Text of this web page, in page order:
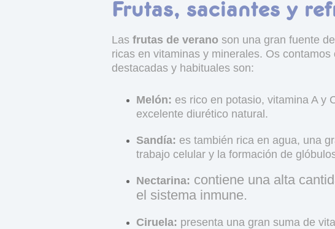
Frutas, saciantes y
Las frutas de verano son una gran fuente
ricas en vitaminas y minerales. Os
destacadas y habituales son:
Melón: es rico en potasio, vitamina A y
excelente diurético natural.
Sandía: es también rica en agua, una
trabajo celular y la formación de
Nectarina: contiene una alta
el sistema inmune.
Ciruela: presenta una gran suma de